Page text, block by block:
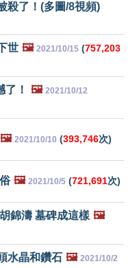
殺了！(多圖/8視頻)
世 🖼️ 2021/10/15 (757,203
！ 🖼️ 2021/10/12
🖼️ 2021/10/10 (393,746次)
🖼️ 2021/10/5 (721,691次)
錦濤 墓碑成這樣 🖼️
水晶和鑽石 🖼️ 2021/10/2